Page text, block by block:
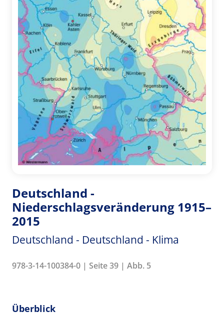
Deutschland -
Niederschlagsveränderung 1915–
2015
Deutschland - Deutschland - Klima
978-3-14-100384-0 | Seite 39 | Abb. 5
Überblick